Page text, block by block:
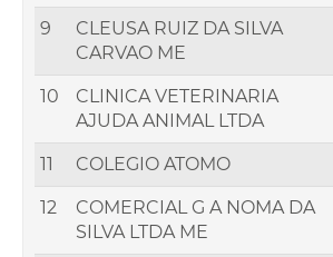
9
CLEUSA RUIZ DA SILVA
CARVAO ME
10
CLINICA VETERINARIA
AJUDA ANIMAL LTDA
11 COLEGIO ATOMO
12
COMERCIAL G A NOMA DA
SILVA LTDA ME